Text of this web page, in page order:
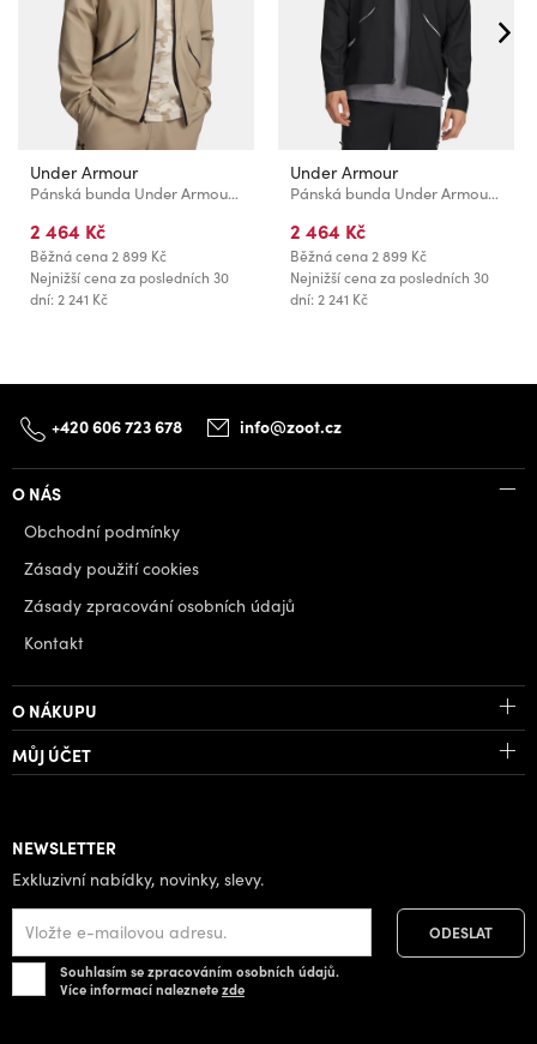
Under Armour
Pánská bunda Under Armour UA Unstoppable Woven Jacket-BRN
2 464 Kč
Běžná cena2 899 Kč
Nejnižší cena za posledních 30
dní: 2 241 Kč
Under Armour
Pánská bunda Under Armour UA Unstoppable Woven Jacket-BLK
2 464 Kč
Běžná cena2 899 Kč
Nejnižší cena za posledních 30
dní: 2 241 Kč
+420 606 723 678 info@zoot.cz
O NÁS
Obchodní podmínky
Zásady použití cookies
Zásady zpracování osobních údajů
Kontakt
O NÁKUPU
MŮJ ÚČET
NEWSLETTER
Exkluzivní nabídky, novinky, slevy.
Souhlasím se zpracováním osobních údajů.
Více informací naleznetezde